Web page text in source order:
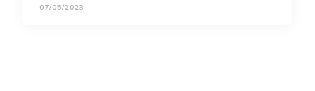
07/05/2023